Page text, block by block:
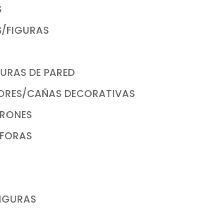
FIGURAS
DE PARED
CAÑAS DECORATIVAS